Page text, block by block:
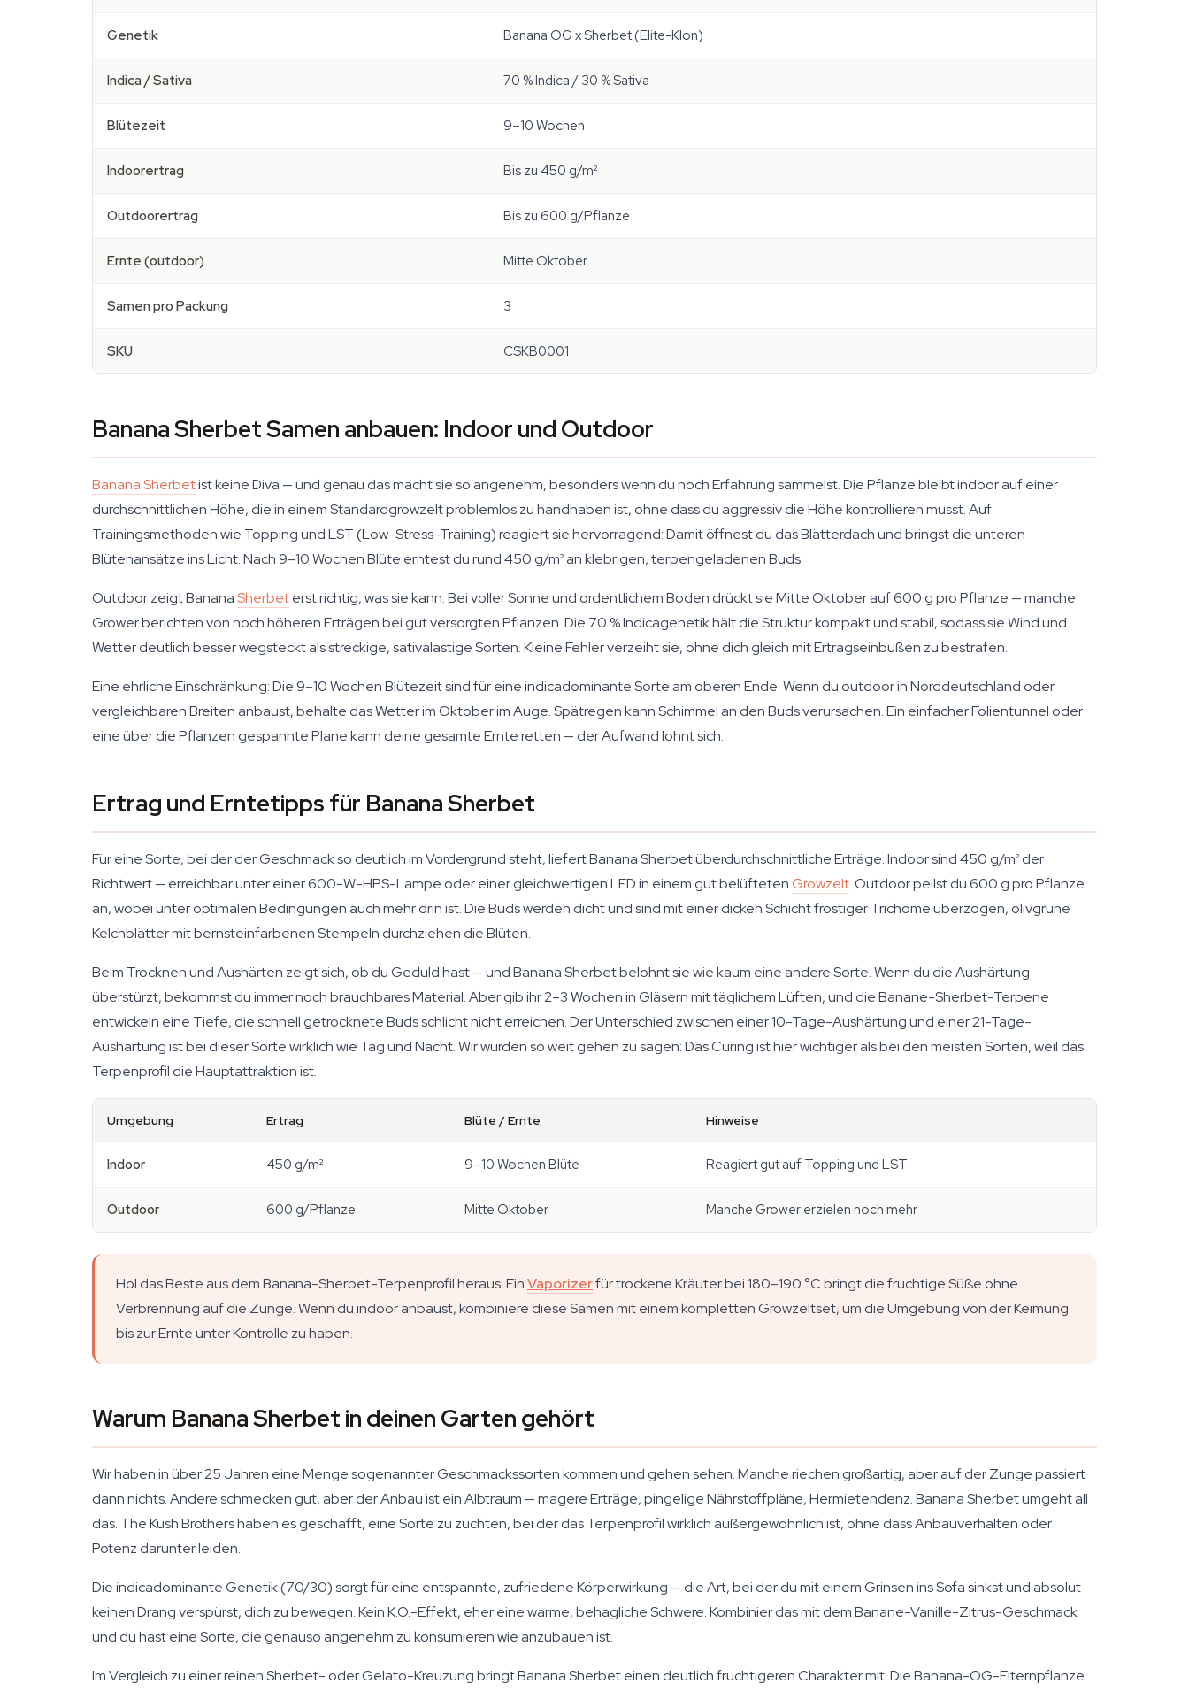
Genetik Banana OG x Sherbet (Elite-Klon)
Indica / Sativa 70 % Indica / 30 % Sativa
Blütezeit 9–10 Wochen
Indoorertrag Bis zu 450 g/m²
Outdoorertrag Bis zu 600 g/Pflanze
Ernte (outdoor) Mitte Oktober
Samen pro Packung 3
SKU CSKB0001
Banana Sherbet Samen anbauen: Indoor und Outdoor
Banana Sherbetist keine Diva — und genau das macht sie so angenehm, besonders wenn du noch Erfahrung sammelst. Die Pflanze bleibt indoor auf einer
durchschnittlichen Höhe, die in einem Standardgrowzelt problemlos zu handhaben ist, ohne dass du aggressiv die Höhe kontrollieren musst. Auf
Trainingsmethoden wie Topping und LST (Low-Stress-Training) reagiert sie hervorragend: Damit öffnest du das Blätterdach und bringst die unteren
Blütenansätze ins Licht. Nach 9–10 Wochen Blüte erntest du rund 450 g/m² an klebrigen, terpengeladenen Buds.
Outdoor zeigt BananaSherbeterst richtig, was sie kann. Bei voller Sonne und ordentlichem Boden drückt sie Mitte Oktober auf 600 g pro Pflanze — manche
Grower berichten von noch höheren Erträgen bei gut versorgten Pflanzen. Die 70 % Indicagenetik hält die Struktur kompakt und stabil, sodass sie Wind und
Wetter deutlich besser wegsteckt als streckige, sativalastige Sorten. Kleine Fehler verzeiht sie, ohne dich gleich mit Ertragseinbußen zu bestrafen.
Eine ehrliche Einschränkung: Die 9–10 Wochen Blütezeit sind für eine indicadominante Sorte am oberen Ende. Wenn du outdoor in Norddeutschland oder
vergleichbaren Breiten anbaust, behalte das Wetter im Oktober im Auge. Spätregen kann Schimmel an den Buds verursachen. Ein einfacher Folientunnel oder
eine über die Pflanzen gespannte Plane kann deine gesamte Ernte retten — der Aufwand lohnt sich.
Ertrag und Erntetipps für Banana Sherbet
Für eine Sorte, bei der der Geschmack so deutlich im Vordergrund steht, liefert Banana Sherbet überdurchschnittliche Erträge. Indoor sind 450 g/m² der
Richtwert — erreichbar unter einer 600-W-HPS-Lampe oder einer gleichwertigen LED in einem gut belüftetenGrowzelt. Outdoor peilst du 600 g pro Pflanze
an, wobei unter optimalen Bedingungen auch mehr drin ist. Die Buds werden dicht und sind mit einer dicken Schicht frostiger Trichome überzogen, olivgrüne
Kelchblätter mit bernsteinfarbenen Stempeln durchziehen die Blüten.
Beim Trocknen und Aushärten zeigt sich, ob du Geduld hast — und Banana Sherbet belohnt sie wie kaum eine andere Sorte. Wenn du die Aushärtung
überstürzt, bekommst du immer noch brauchbares Material. Aber gib ihr 2–3 Wochen in Gläsern mit täglichem Lüften, und die Banane-Sherbet-Terpene
entwickeln eine Tiefe, die schnell getrocknete Buds schlicht nicht erreichen. Der Unterschied zwischen einer 10-Tage-Aushärtung und einer 21-Tage-
Aushärtung ist bei dieser Sorte wirklich wie Tag und Nacht. Wir würden so weit gehen zu sagen: Das Curing ist hier wichtiger als bei den meisten Sorten, weil das
Terpenprofil die Hauptattraktion ist.
Umgebung Ertrag Blüte / Ernte Hinweise
Indoor 450 g/m² 9–10 Wochen Blüte Reagiert gut auf Topping und LST
Outdoor 600 g/Pflanze Mitte Oktober Manche Grower erzielen noch mehr
Hol das Beste aus dem Banana-Sherbet-Terpenprofil heraus: EinVaporizerfür trockene Kräuter bei 180–190 °C bringt die fruchtige Süße ohne
Verbrennung auf die Zunge. Wenn du indoor anbaust, kombiniere diese Samen mit einem kompletten Growzeltset, um die Umgebung von der Keimung
bis zur Ernte unter Kontrolle zu haben.
Warum Banana Sherbet in deinen Garten gehört
Wir haben in über 25 Jahren eine Menge sogenannter Geschmackssorten kommen und gehen sehen. Manche riechen großartig, aber auf der Zunge passiert
dann nichts. Andere schmecken gut, aber der Anbau ist ein Albtraum — magere Erträge, pingelige Nährstoffpläne, Hermietendenz. Banana Sherbet umgeht all
das. The Kush Brothers haben es geschafft, eine Sorte zu züchten, bei der das Terpenprofil wirklich außergewöhnlich ist, ohne dass Anbauverhalten oder
Potenz darunter leiden.
Die indicadominante Genetik (70/30) sorgt für eine entspannte, zufriedene Körperwirkung — die Art, bei der du mit einem Grinsen ins Sofa sinkst und absolut
keinen Drang verspürst, dich zu bewegen. Kein K.O.-Effekt, eher eine warme, behagliche Schwere. Kombinier das mit dem Banane-Vanille-Zitrus-Geschmack
und du hast eine Sorte, die genauso angenehm zu konsumieren wie anzubauen ist.
Im Vergleich zu einer reinen Sherbet- oder Gelato-Kreuzung bringt Banana Sherbet einen deutlich fruchtigeren Charakter mit. Die Banana-OG-Elternpflanze